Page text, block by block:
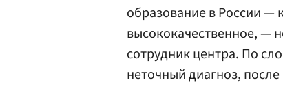
образование в России —
высококачественное, —
сотрудник центра. По
неточный диагноз, после